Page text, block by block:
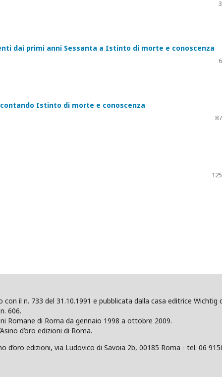
dai primi anni Sessanta a Istinto di morte e conoscenza
Istinto di morte e conoscenza
il n. 733 del 31.10.1991 e pubblicata dalla casa editrice
606.
Romane di Roma da gennaio 1998 a ottobre 2009.
d’oro edizioni di Roma.
d’oro edizioni, via Ludovico di Savoia 2b, 00185 Roma - tel. 06